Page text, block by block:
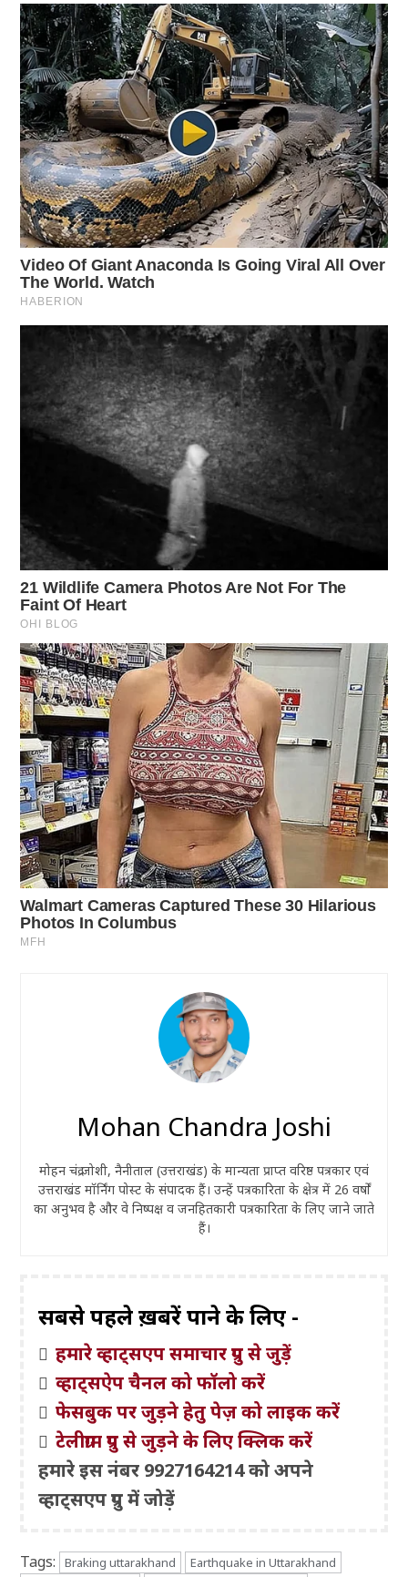
Mohan Chandra Joshi
मोहन चंद्र जोशी, नैनीताल (उत्तराखंड) के मान्यता प्राप्त वरिष्ठ पत्रकार एवं
उत्तराखंड मॉर्निंग पोस्ट के संपादक हैं। उन्हें पत्रकारिता के क्षेत्र में 26 वर्षों
का अनुभव है और वे निष्पक्ष व जनहितकारी पत्रकारिता के लिए जाने जाते
हैं।
सबसे पहले ख़बरें पाने के लिए -
हमारे व्हाट्सएप समाचार ग्रुप से जुड़ें
व्हाट्सऐप चैनल को फॉलो करें
फेसबुक पर जुड़ने हेतु पेज़ को लाइक करें
टेलीग्राम ग्रुप से जुड़ने के लिए क्लिक करें
हमारे इस नंबर 9927164214 को अपने
व्हाट्सएप ग्रुप में जोड़ें
Tags: Braking uttarakhand
Earthquake in Uttarakhand